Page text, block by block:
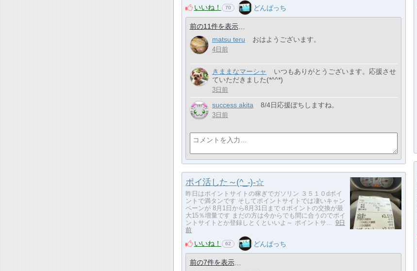
いいね！ 70 どんぱっち
前の11件を表示
matsu teru
おはようございます。
4日前
きままなマーシャ
いつもありがとうございます。応援させ
ていただきました(*^^*)
3日前
success akita 8/4日応援ぽちしますね。
3日前
ポイ活した～(^_-)-☆
昨日はポイントサイトの稼ぎでガソリン ３５１０dポイ
ントで満タンです そしてポイントサイトでは凄いキャン
ペーンが 8月1日から8月31日までｄポイントの交換が最
大15％増量です まだの方は今からでも間に合うのでポイ
ントサイトとか登録しとくといいよ～ ポイントサ... 9日
前
いいね！ 62 どんぱっち
前の7件を表示